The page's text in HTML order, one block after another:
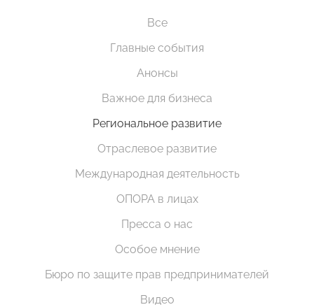
Все
Главные события
Анонсы
Важное для бизнеса
Региональное развитие
Отраслевое развитие
Международная деятельность
ОПОРА в лицах
Пресса о нас
Особое мнение
Бюро по защите прав предпринимателей
Видео